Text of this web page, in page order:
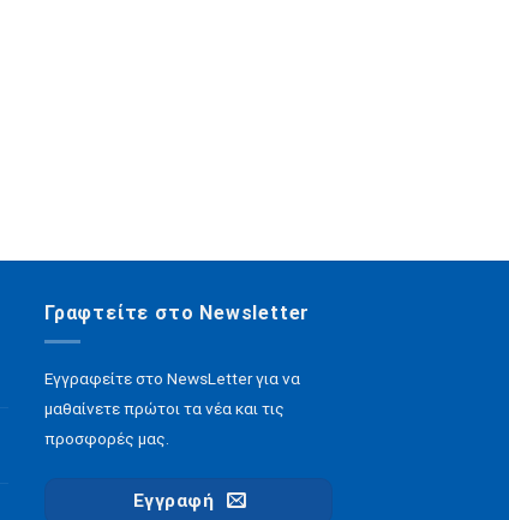
Γραφτείτε στο Newsletter
Εγγραφείτε στο NewsLetter για να
μαθαίνετε πρώτοι τα νέα και τις
προσφορές μας.
Εγγραφή